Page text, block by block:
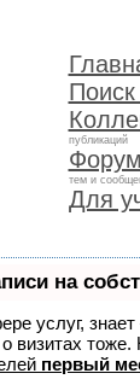
Поиск
публикаций
Форум
тем и
Для
на
услуг,
о визитах
первый